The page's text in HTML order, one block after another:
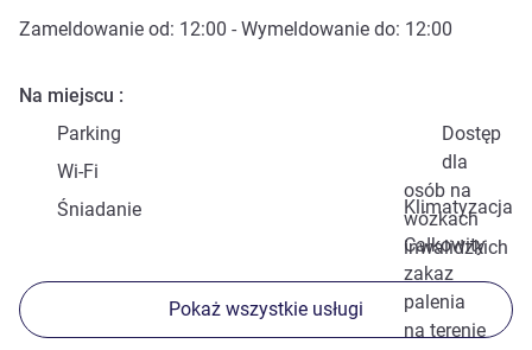
Zameldowanie od: 12:00 - Wymeldowanie do: 12:00
Na miejscu
Parking
Dostęp
dla
osób na
wózkach
inwalidzkich
Wi-Fi
Klimatyzacja
Śniadanie
Całkowity
zakaz
palenia
na terenie
Pokaż wszystkie usługi